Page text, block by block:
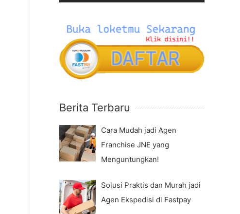
e
Berita Terbaru
Cara Mudah jadi Agen
Franchise JNE yang
Menguntungkan!
Solusi Praktis dan Murah jadi
Agen Ekspedisi di Fastpay